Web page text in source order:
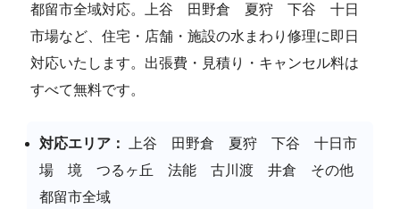
都留市全域対応。上谷 田野倉 夏狩 下谷 十日
市場など、住宅・店舗・施設の水まわり修理に即日
対応いたします。出張費・見積り・キャンセル料は
すべて無料です。
対応エリア：
上谷 田野倉 夏狩 下谷 十日市
場 境 つるヶ丘 法能 古川渡 井倉 その他
都留市全域